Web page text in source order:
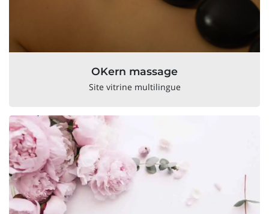
OKern massage
Site vitrine multilingue